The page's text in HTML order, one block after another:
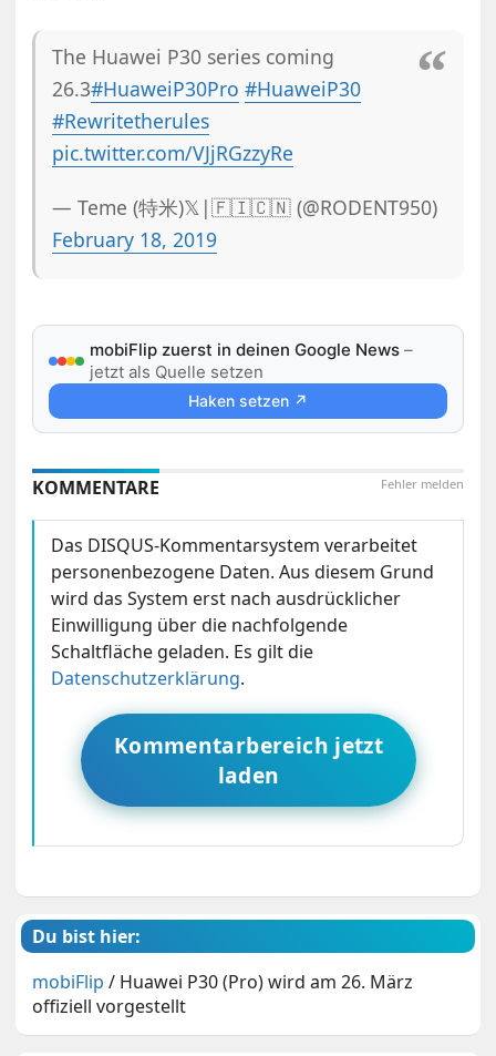
The Huawei P30 series coming
26.3#HuaweiP30Pro #HuaweiP30
#Rewritetherules
pic.twitter.com/VJjRGzzyRe
— Teme (特米)𝕏|🇫🇮🇨🇳 (@RODENT950)
February 18, 2019
mobiFlip zuerst in deinen Google News –
jetzt als Quelle setzen
Haken setzen ↗
Fehler melden
KOMMENTARE
Das DISQUS-Kommentarsystem verarbeitet
personenbezogene Daten. Aus diesem Grund
wird das System erst nach ausdrücklicher
Einwilligung über die nachfolgende
Schaltfläche geladen. Es gilt die
Datenschutzerklärung.
Kommentarbereich jetzt
laden
Du bist hier:
mobiFlip / Huawei P30 (Pro) wird am 26. März
offiziell vorgestellt